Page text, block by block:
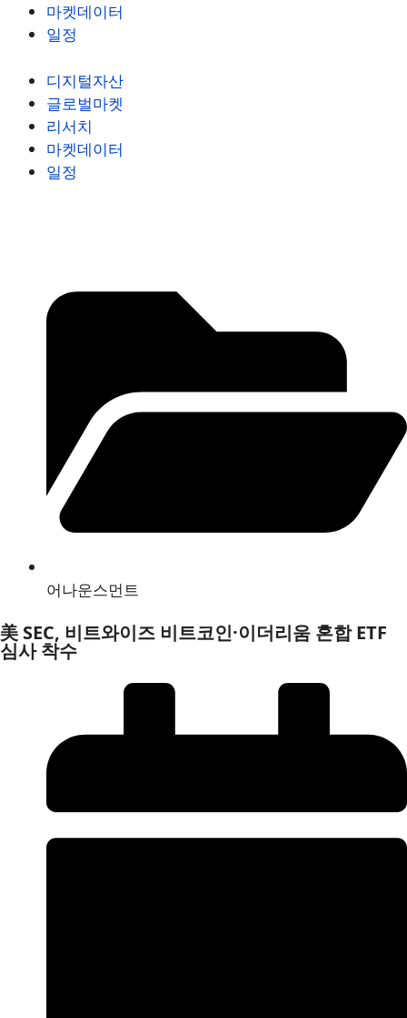
마켓데이터
일정
디지털자산
글로벌마켓
리서치
마켓데이터
일정
어나운스먼트
美 SEC, 비트와이즈 비트코인·이더리움 혼합 ETF
심사 착수